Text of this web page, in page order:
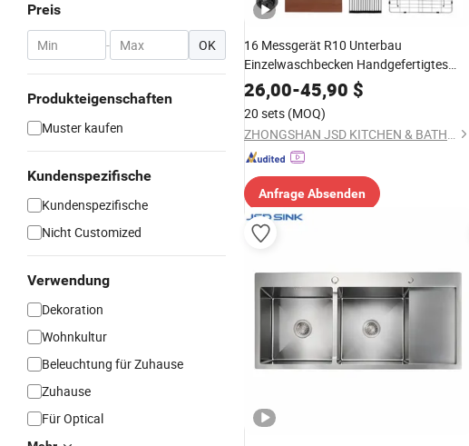
Preis
- OK
Produkteigenschaften
Muster kaufen
Kundenspezifische
Kundenspezifische
Nicht Customized
Verwendung
Dekoration
Wohnkultur
Beleuchtung für Zuhause
Zuhause
Für Optical
16 Messgerät R10 Unterbau
Einzelwaschbecken Handgefertigtes
Edelstahlküchenspülbecken
26,00-45,90 $
20 sets (MOQ)
ZHONGSHAN JSD KITCHEN & BATH CO., LTD.
Anfrage Absenden